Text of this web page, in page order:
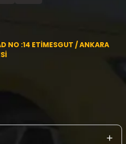
NO :14 ETİMESGUT / ANKARA